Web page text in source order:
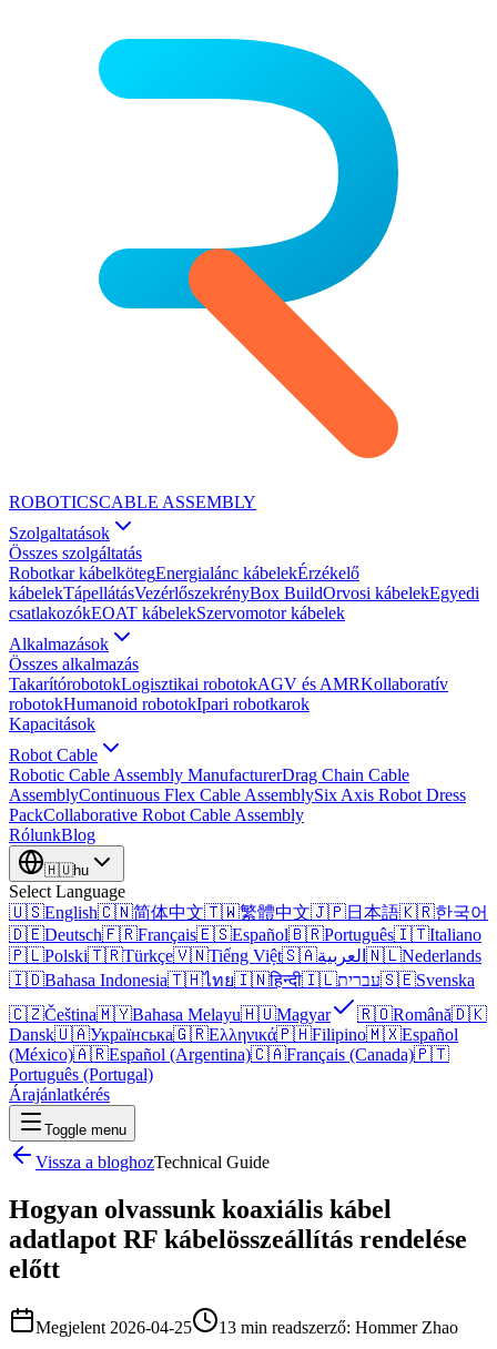
ROBOTICSCABLE ASSEMBLY
Szolgaltatások
Összes szolgáltatás
Robotkar kábelkötegEnergialánc kábelekÉrzékelő
kábelekTápellátásVezérlőszekrényBox BuildOrvosi kábelekEgyedi
csatlakozókEOAT kábelekSzervomotor kábelek
Alkalmazások
Összes alkalmazás
TakarítórobotokLogisztikai robotokAGV és AMRKollaboratív
robotokHumanoid robotokIpari robotkarok
Kapacitások
Robot Cable
Robotic Cable Assembly ManufacturerDrag Chain Cable
AssemblyContinuous Flex Cable AssemblySix Axis Robot Dress
PackCollaborative Robot Cable Assembly
RólunkBlog
🇭🇺hu
Select Language
🇺🇸English🇨🇳简体中文🇹🇼繁體中文🇯🇵日本語🇰🇷한국어
🇩🇪Deutsch🇫🇷Français🇪🇸Español🇧🇷Português🇮🇹Italiano
🇵🇱Polski🇹🇷Türkçe🇻🇳Tiếng Việt🇸🇦العربية 🇳🇱Nederlands
🇮🇩Bahasa Indonesia🇹🇭ไทย🇮🇳हिन्दी🇮🇱עברית🇸🇪Svenska
🇨🇿Čeština🇲🇾Bahasa Melayu🇭🇺Magyar 🇷🇴Română🇩🇰
Dansk🇺🇦Українська🇬🇷Ελληνικά🇵🇭Filipino🇲🇽Español
(México)🇦🇷Español (Argentina)🇨🇦Français (Canada)🇵🇹
Português (Portugal)
Árajánlatkérés
Toggle menu
Vissza a bloghozTechnical Guide
Hogyan olvassunk koaxiális kábel
adatlapot RF kábelösszeállítás rendelése
előtt
Megjelent 2026-04-25 13 min readszerző: Hommer Zhao